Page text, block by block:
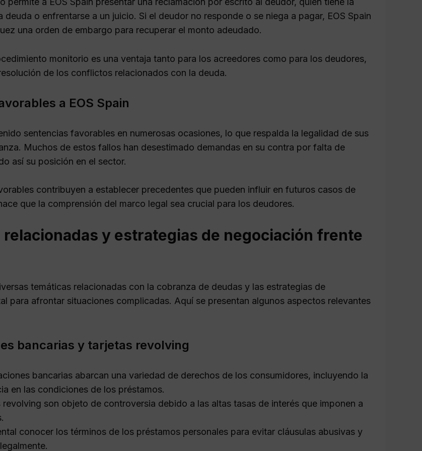
deuda o enfrentarse a un juicio. Si el deudor no responde o se niega a pagar, EOS Spain
una orden de embargo para recuperar el monto adeudado.
monitorio es una ventaja tanto para los acreedores como para los deudores,
de los conflictos relacionados con la deuda.
a EOS Spain
sentencias favorables en numerosas ocasiones, lo que respalda la legalidad de sus
Muchos de estos fallos han desestimado demandas en su contra por falta de
así su posición en el sector.
contribuyen a establecer precedentes que pueden influir en futuros casos de
que la comprensión del marco legal sea crucial para los deudores.
relacionadas y estrategias de negociación frente
temáticas relacionadas con la cobranza de deudas y las estrategias de
para afrontar situaciones complicadas. Aquí se presentan algunos aspectos relevantes
bancarias y tarjetas revolving
bancarias abarcan una variedad de derechos de los consumidores, incluyendo la
en las condiciones de los préstamos.
revolving son objeto de controversia debido a las altas tasas de interés que imponen a
conocer los términos de los préstamos personales para evitar cláusulas abusivas y